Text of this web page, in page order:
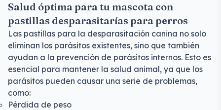
Salud óptima para tu mascota con
pastillas desparasitarías para perros
Las pastillas para la desparasitación canina no solo
eliminan los parásitos existentes, sino que también
ayudan a la prevención de parásitos internos. Esto es
esencial para mantener la salud animal, ya que los
parásitos pueden causar una serie de problemas,
como:
Pérdida de peso